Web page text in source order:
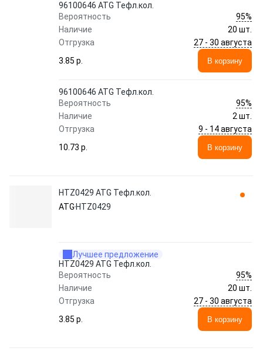
96100646 ATG Тефл.кол.
Вероятность
95%
Наличие
20 шт.
Отгрузка
27 - 30 августа
3.85 p.
В корзину
96100646 ATG Тефл.кол.
Вероятность
95%
Наличие
2 шт.
Отгрузка
9 - 14 августа
10.73 p.
В корзину
HTZ0429 ATG Тефл.кол.
ATG HTZ0429
Лучшее предложение
HTZ0429 ATG Тефл.кол.
Вероятность
95%
Наличие
20 шт.
Отгрузка
27 - 30 августа
3.85 p.
В корзину